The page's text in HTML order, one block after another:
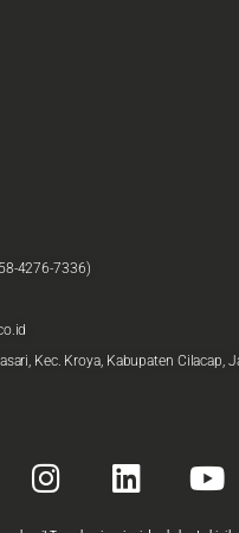
4276-7336)
Kec. Kroya, Kabupaten Cilacap,